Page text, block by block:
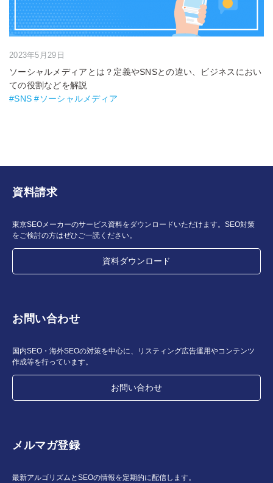
2023年5月29日
ソーシャルメディアとは？定義やSNSとの違い、ビジネスにおい
ての役割などを解説
#SNS #ソーシャルメディア
資料請求
東京SEOメーカーのサービス資料をダウンロードいただけます。SEO対策
をご検討の方はぜひご一読ください。
資料ダウンロード
お問い合わせ
国内SEO・海外SEOの対策を中心に、リスティング広告運用やコンテンツ
作成等を行っています。
お問い合わせ
メルマガ登録
最新アルゴリズムとSEOの情報を定期的に配信します。